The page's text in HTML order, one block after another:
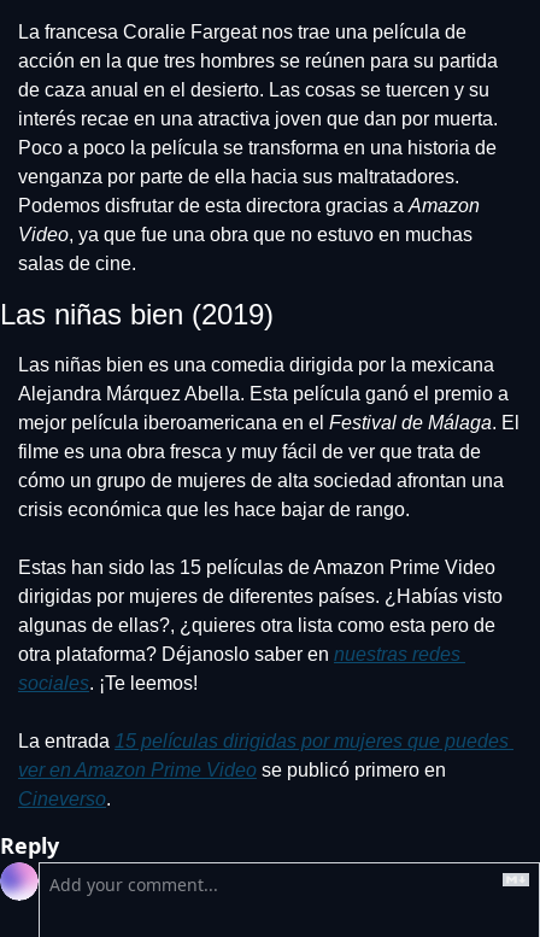
La francesa Coralie Fargeat nos trae una película de
acción en la que tres hombres se reúnen para su partida
de caza anual en el desierto. Las cosas se tuercen y su
interés recae en una atractiva joven que dan por muerta.
Poco a poco la película se transforma en una historia de
venganza por parte de ella hacia sus maltratadores.
Podemos disfrutar de esta directora gracias a Amazon
Video, ya que fue una obra que no estuvo en muchas
salas de cine.
Las niñas bien (2019)
Las niñas bien es una comedia dirigida por la mexicana
Alejandra Márquez Abella. Esta película ganó el premio a
mejor película iberoamericana en el Festival de Málaga. El
filme es una obra fresca y muy fácil de ver que trata de
cómo un grupo de mujeres de alta sociedad afrontan una
crisis económica que les hace bajar de rango.
Estas han sido las 15 películas de Amazon Prime Video
dirigidas por mujeres de diferentes países. ¿Habías visto
algunas de ellas?, ¿quieres otra lista como esta pero de
otra plataforma? Déjanoslo saber en nuestras redes
sociales. ¡Te leemos!
La entrada 15 películas dirigidas por mujeres que puedes
ver en Amazon Prime Video
Cineverso.
Reply